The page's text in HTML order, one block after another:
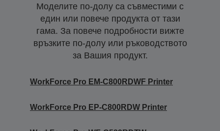
Моделите по-долу са съвместими с
един или повече продукта от тази
гама. За повече подробности вижте
връзките по-долу или ръководството
за Вашия продукт.
WorkForce Pro EM-C800RDWF Printer
WorkForce Pro EP-C800RDW Printer